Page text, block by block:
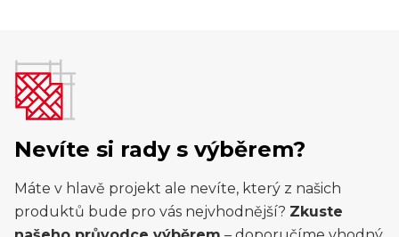
Nevíte si rady s výběrem?
Máte v hlavě projekt ale nevíte, který z našich
produktů bude pro vás nejvhodnější? Zkuste